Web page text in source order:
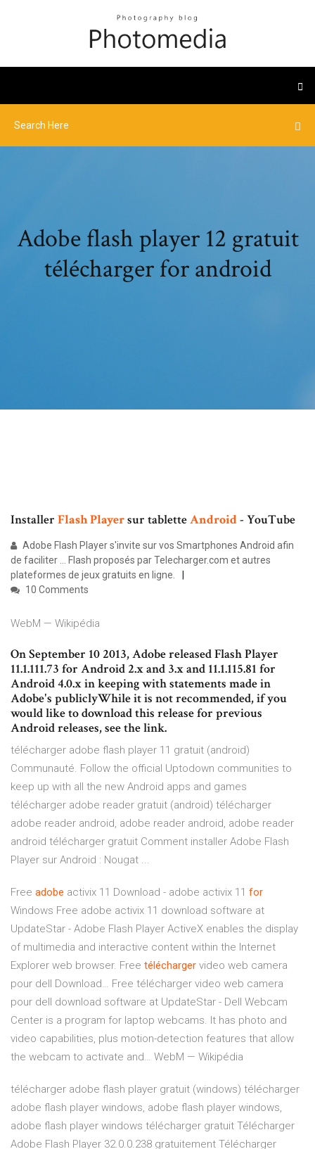
Adobe flash player 12 gratuit
télécharger for android
Installer FlashPlayersur tabletteAndroid- YouTube
Adobe Flash Player s'invite sur vos Smartphones Android afin
de faciliter ... Flash proposés par Telecharger.com et autres
plateformes de jeux gratuits en ligne.
10 Comments
WebM — Wikipédia
On September 10 2013, Adobe released Flash Player
11.1.111.73 for Android 2.x and 3.x and 11.1.115.81 for
Android 4.0.x in keeping with statements made in
Adobe's publiclyWhile it is not recommended, if you
would like to download this release for previous
Android releases, see the link.
télécharger adobe flash player 11 gratuit (android)
Communauté. Follow the official Uptodown communities to
keep up with all the new Android apps and games
télécharger adobe reader gratuit (android) télécharger
adobe reader android, adobe reader android, adobe reader
android télécharger gratuit Comment installer Adobe Flash
Player sur Android : Nougat ...
Free adobe activix 11 Download - adobe activix 11 for
Windows Free adobe activix 11 download software at
UpdateStar - Adobe Flash Player ActiveX enables the display
of multimedia and interactive content within the Internet
Explorer web browser. Free télécharger video web camera
pour dell Download… Free télécharger video web camera
pour dell download software at UpdateStar - Dell Webcam
Center is a program for laptop webcams. It has photo and
video capabilities, plus motion-detection features that allow
the webcam to activate and… WebM — Wikipédia
télécharger adobe flash player gratuit (windows) télécharger
adobe flash player windows, adobe flash player windows,
adobe flash player windows télécharger gratuit Télécharger
Adobe Flash Player 32.0.0.238 gratuitement Télécharger